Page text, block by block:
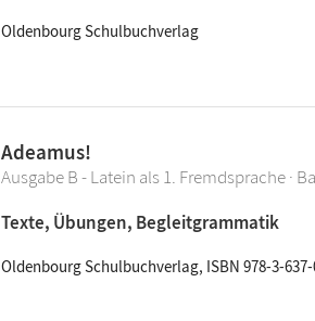
Oldenbourg Schulbuchverlag
Adeamus!
Ausgabe B - Latein als 1. Fremdsprache ·
Texte, Übungen, Begleitgrammatik
Oldenbourg Schulbuchverlag, ISBN 978-3-637-